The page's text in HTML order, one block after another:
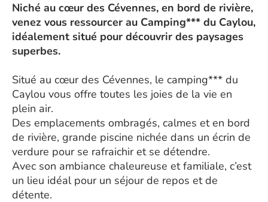
Niché au cœur des Cévennes, en bord de rivière,
venez vous ressourcer au Camping*** du Caylou,
idéalement situé pour découvrir des paysages
superbes.
Situé au cœur des Cévennes, le camping*** du
Caylou vous offre toutes les joies de la vie en
plein air.
Des emplacements ombragés, calmes et en bord
de rivière, grande piscine nichée dans un écrin de
verdure pour se rafraichir et se détendre.
Avec son ambiance chaleureuse et familiale, c’est
un lieu idéal pour un séjour de repos et de
détente.